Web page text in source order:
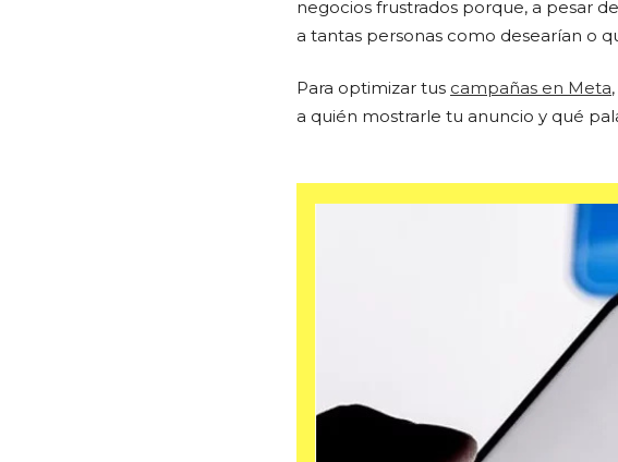
negocios frustrados porque, a pesar
a tantas personas como desearían o
Para optimizar tus campañas en Meta
a quién mostrarle tu anuncio y qué